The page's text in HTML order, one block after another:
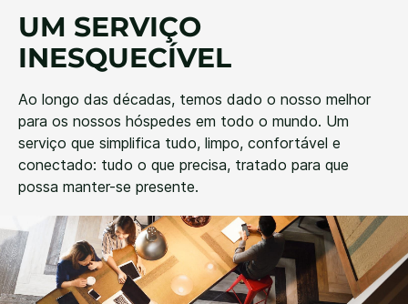
UM SERVIÇO
INESQUECÍVEL
Ao longo das décadas, temos dado o nosso melhor
para os nossos hóspedes em todo o mundo. Um
serviço que simplifica tudo, limpo, confortável e
conectado: tudo o que precisa, tratado para que
possa manter-se presente.